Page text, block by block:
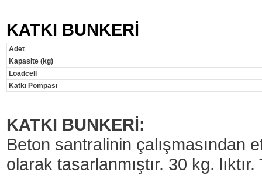
KATKI BUNKERİ
Adet
Kapasite (kg)
Loadcell
Katkı Pompası
KATKI BUNKERİ:
Beton santralinin çalışmasından
olarak tasarlanmıştır. 30 kg.